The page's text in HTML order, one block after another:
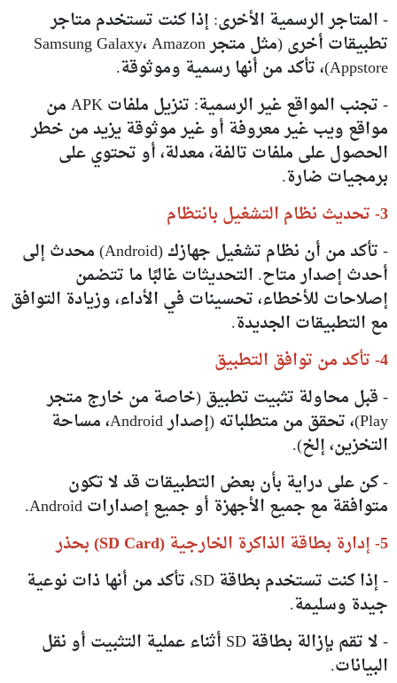
- المتاجر الرسمية الأخرى: إذا كنت تستخدم متاجر
تطبيقات أخرى (مثل متجر Samsung Galaxy، Amazon
Appstore)، تأكد من أنها رسمية وموثوقة.
- تجنب المواقع غير الرسمية: تنزيل ملفات APK من
مواقع ويب غير معروفة أو غير موثوقة يزيد من خطر
الحصول على ملفات تالفة، معدلة، أو تحتوي على
برمجيات ضارة.
3- تحديث نظام التشغيل بانتظام
- تأكد من أن نظام تشغيل جهازك (Android) محدث إلى
أحدث إصدار متاح. التحديثات غالبًا ما تتضمن
إصلاحات للأخطاء، تحسينات في الأداء، وزيادة التوافق
مع التطبيقات الجديدة.
4- تأكد من توافق التطبيق
- قبل محاولة تثبيت تطبيق (خاصة من خارج متجر
Play)، تحقق من متطلباته (إصدار Android، مساحة
التخزين، إلخ).
- كن على دراية بأن بعض التطبيقات قد لا تكون
متوافقة مع جميع الأجهزة أو جميع إصدارات Android.
5- إدارة بطاقة الذاكرة الخارجية (SD Card) بحذر
- إذا كنت تستخدم بطاقة SD، تأكد من أنها ذات نوعية
جيدة وسليمة.
- لا تقم بإزالة بطاقة SD أثناء عملية التثبيت أو نقل
البيانات.